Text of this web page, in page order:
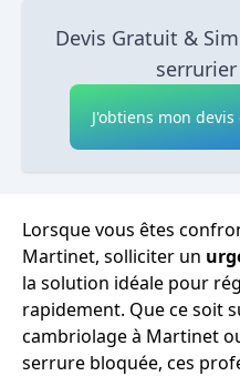
Devis Gratuit &
J'obtiens mon
Lorsque vous êtes
Martinet, solliciter un
la solution idéale pour
rapidement. Que ce soit
cambriolage à Martinet
serrure bloquée, ces